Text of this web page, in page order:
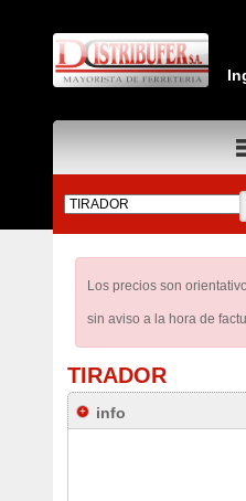
Los precios son
sin aviso a la hora de
TIRADOR
info